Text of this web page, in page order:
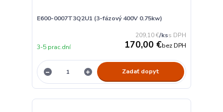
E600-0007T3Q2U1 (3-fázový 400V 0.75kw)
209,10 €/ks
170,00 €bez DPH
3-5 prac.dní
Zadať dopyt